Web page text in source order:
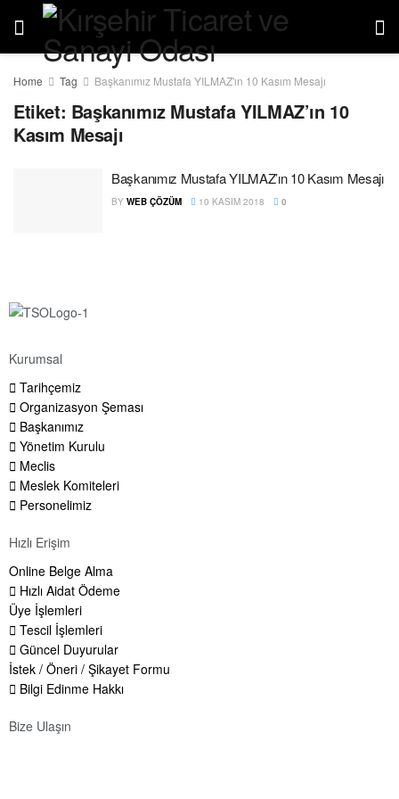
Home Tag Başkanımız Mustafa YILMAZ'ın 10 Kasım Mesajı
Etiket: Başkanımız Mustafa YILMAZ’ın 10
Kasım Mesajı
Başkanımız Mustafa YILMAZ’ın 10 Kasım Mesajı
BY WEB ÇÖZÜM 10 KASIM 2018 0
Kurumsal
Tarihçemiz
Organizasyon Şeması
Başkanımız
Yönetim Kurulu
Meclis
Meslek Komiteleri
Personelimiz
Hızlı Erişim
Online Belge Alma
Hızlı Aidat Ödeme
Üye İşlemleri
Tescil İşlemleri
Güncel Duyurular
İstek / Öneri / Şikayet Formu
Bilgi Edinme Hakkı
Bize Ulaşın